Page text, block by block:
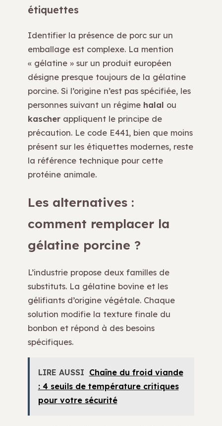
étiquettes
Identifier la présence de porc sur un
emballage est complexe. La mention
« gélatine » sur un produit européen
désigne presque toujours de la gélatine
porcine. Si l’origine n’est pas spécifiée, les
personnes suivant un régime halal ou
kascher appliquent le principe de
précaution. Le code E441, bien que moins
présent sur les étiquettes modernes, reste
la référence technique pour cette
protéine animale.
Les alternatives :
comment remplacer la
gélatine porcine ?
L’industrie propose deux familles de
substituts. La gélatine bovine et les
gélifiants d’origine végétale. Chaque
solution modifie la texture finale du
bonbon et répond à des besoins
spécifiques.
LIRE AUSSI Chaîne du froid viande
: 4 seuils de température critiques
pour votre sécurité